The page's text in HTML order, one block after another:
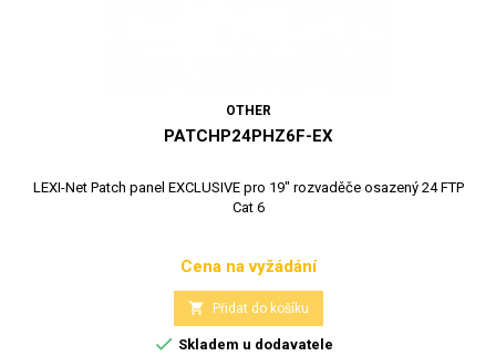
OTHER
PATCHP24PHZ6F-EX
LEXI-Net Patch panel EXCLUSIVE pro 19" rozvaděče osazený 24 FTP
Cat 6
Cena
Cena na vyžádání
 Přidat do košíku
 Skladem u dodavatele